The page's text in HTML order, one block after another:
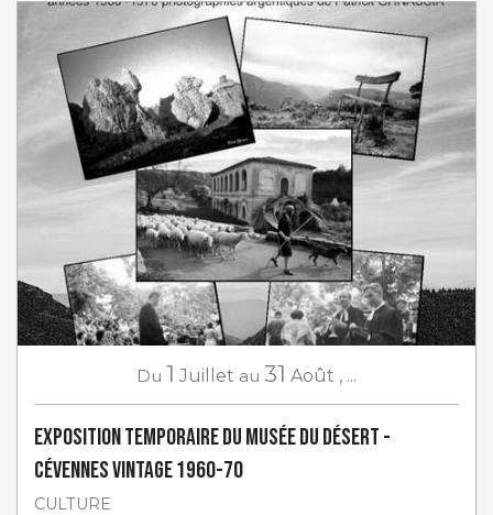
Du 1 Juillet au 31 Août , ...
Exposition temporaire du Musée du Désert -
Cévennes vintage 1960-70
CULTURE